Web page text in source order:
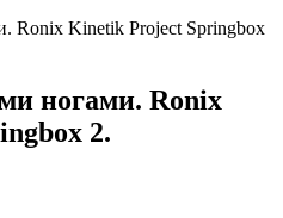
Ronix Kinetik Project Springbox
ногами. Ronix
2.